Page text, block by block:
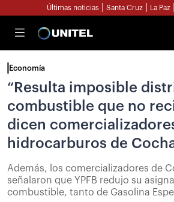
Últimas noticias Santa Cruz La Paz
Economía
“Resulta imposible
combustible que no
dicen
hidrocarburos de
Además, los comercializadores de
señalaron que YPFB redujo su
combustible, tanto de Gasolina